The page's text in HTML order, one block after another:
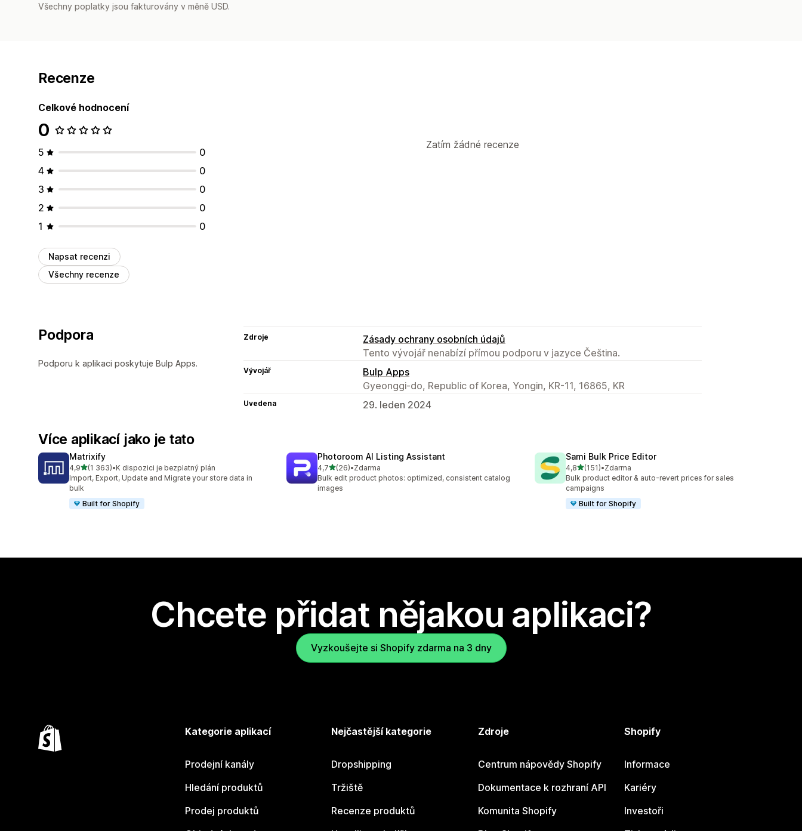
Všechny poplatky jsou fakturovány v měně USD.
Recenze
Celkové hodnocení
0
5
0
4
0
3
0
2
0
1
0
Napsat recenzi
Všechny recenze
Zatím žádné recenze
Podpora
Podporu k aplikaci poskytuje Bulp Apps.
Zdroje
Zásady ochrany osobních údajů
Tento vývojář nenabízí přímou podporu v jazyce Čeština.
Vývojář
Bulp Apps
Gyeonggi-do, Republic of Korea, Yongin, KR-11, 16865, KR
Uvedena 29. leden 2024
Více aplikací jako je tato
Matrixify
4,9z 5 hvězd
(1 363)
Celkový počet recenzí: 1363
•K dispozici je bezplatný plán
Import, Export, Update and Migrate your store data in
bulk
Built for Shopify
Photoroom AI Listing Assistant
4,7z 5 hvězd
(26)
Celkový počet recenzí: 26
•Zdarma
Bulk edit product photos: optimized, consistent catalog
images
Sami Bulk Price Editor
4,8z 5 hvězd
(151)
Celkový počet recenzí: 151
•Zdarma
Bulk product editor & auto-revert prices for sales
campaigns
Built for Shopify
Chcete přidat nějakou aplikaci?
Vyzkoušejte si Shopify zdarma na 3 dny
Kategorie aplikací
Prodejní kanály
Hledání produktů
Prodej produktů
Nejčastější kategorie
Dropshipping
Tržiště
Recenze produktů
Zdroje
Centrum nápovědy Shopify
Dokumentace k rozhraní API
Komunita Shopify
Shopify
Informace
Kariéry
Investoři